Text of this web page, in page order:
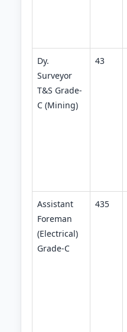
Dy.
Surveyor
T&S Grade-
C (Mining)
43
Assistant
Foreman
(Electrical)
Grade-C
435